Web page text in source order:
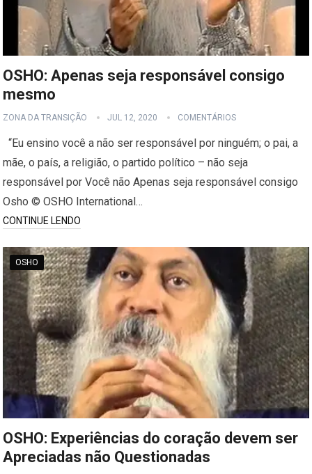
OSHO: Apenas seja responsável consigo
mesmo
ZONA DA TRANSIÇÃO JUL 12, 2020 COMENTÁRIOS
“Eu ensino você a não ser responsável por ninguém; o pai, a
mãe, o país, a religião, o partido político – não seja
responsável por Você não Apenas seja responsável consigo
Osho © OSHO International…
CONTINUE LENDO
OSHO
OSHO: Experiências do coração devem ser
Apreciadas não Questionadas